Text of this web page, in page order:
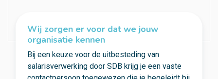
Wij zorgen er voor dat we jouw
organisatie kennen
Bij een keuze voor de uitbesteding van
salarisverwerking door SDB krijg je een vaste